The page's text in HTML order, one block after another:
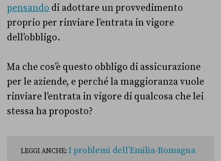
pensando di adottare un provvedimento
proprio per rinviare l’entrata in vigore
dell’obbligo.
Ma che cos’è questo obbligo di assicurazione
per le aziende, e perché la maggioranza vuole
rinviare l’entrata in vigore di qualcosa che lei
stessa ha proposto?
LEGGI ANCHE: I problemi dell’Emilia-Romagna